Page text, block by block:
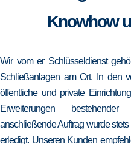
Knowhow
Wir vom er Schlüsseldienst
Schließanlagen am Ort. In den
öffentliche und private
Erweiterungen
anschließende Auftrag wurde
erledigt. Unseren Kunden